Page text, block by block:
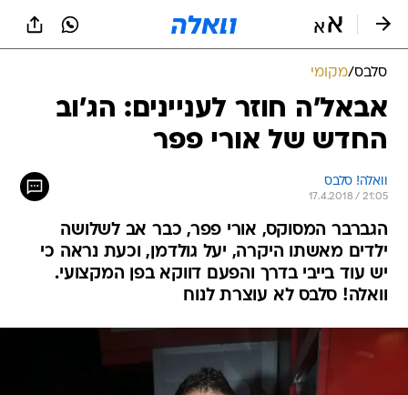
סלבס/מקומי
אבאל'ה חוזר לעניינים: הג'וב
החדש של אורי פפר
וואלה! סלבס
17.4.2018 / 21:05
הגברבר המסוקס, אורי פפר, כבר אב לשלושה
ילדים מאשתו היקרה, יעל גולדמן, וכעת נראה כי
יש עוד בייבי בדרך והפעם דווקא בפן המקצועי.
וואלה! סלבס לא עוצרת לנוח